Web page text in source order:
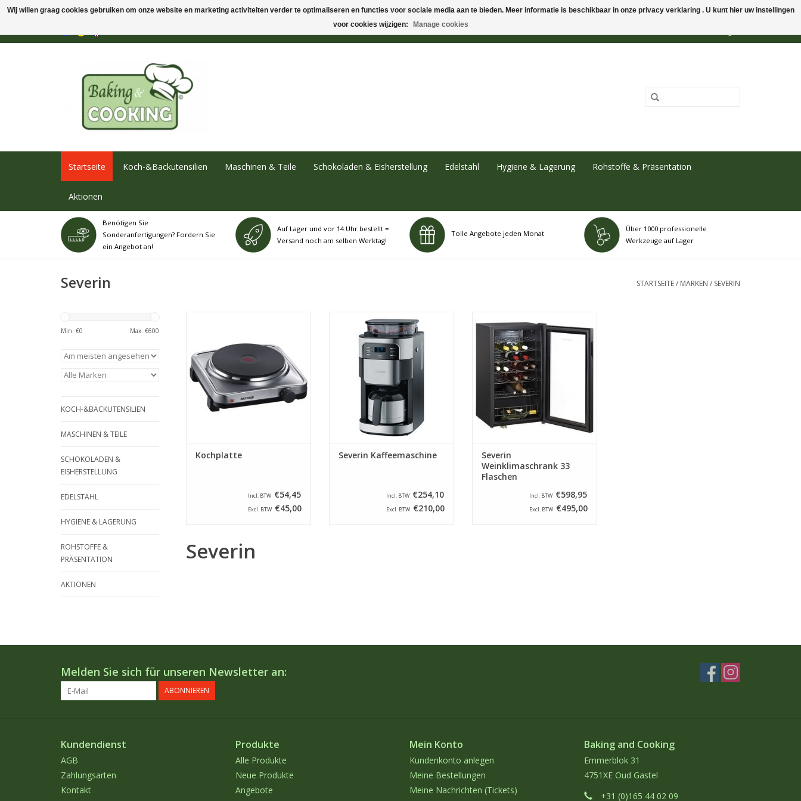
Startseite Koch-&Backutensilien Maschinen & Teile Schokoladen & Eisherstellung Edelstahl Hygiene & Lagerung Rohstoffe & Präsentation
Aktionen
Benötigen Sie
Sonderanfertigungen? Fordern Sie
ein Angebot an!
Auf Lager und vor 14 Uhr bestellt =
Versand noch am selben Werktag!
Tolle Angebote jeden Monat
Über 1000 professionelle
Werkzeuge auf Lager
Severin STARTSEITE/ MARKEN / SEVERIN
Min: €0 Max: €600
KOCH-&BACKUTENSILIEN
MASCHINEN & TEILE
SCHOKOLADEN &
EISHERSTELLUNG
EDELSTAHL
HYGIENE & LAGERUNG
ROHSTOFFE &
PRÄSENTATION
AKTIONEN
Watt. Elektrisch, CNS Gehäuse,
unten hitzebeständig lackiert und
mit 4-Takt-Schalter.
ZUM WARENKORB HINZUFÜGEN
Kochplatte
Incl. BTW €54,45
Excl. BTW €45,00
Severin Kaffeemaschine mit
Kaffeemühle. Geeignet für 200
Gramm Bohnen mit einer
Leistung von ca. 8 Tassen Kaffee.
ZUM WARENKORB HINZUFÜGEN
Severin Kaffeemaschine
Incl. BTW €254,10
Excl. BTW €210,00
LED-Anzeige, Innenbeleuchtung, 6
verchromten Flaschenhaltern und
einer Glastür. Dieser
Weinklimaschrank fasst 33
Flaschen.
ZUM WARENKORB HINZUFÜGEN
Severin
Weinklimaschrank 33
Flaschen
Incl. BTW €598,95
Excl. BTW €495,00
Severin
Melden Sie sich für unseren Newsletter an:
ABONNIEREN
Kundendienst
AGB
Zahlungsarten
Kontakt
Produkte
Alle Produkte
Neue Produkte
Angebote
Mein Konto
Kundenkonto anlegen
Meine Bestellungen
Meine Nachrichten (Tickets)
Baking and Cooking
Emmerblok 31
4751XE Oud Gastel
+31 (0)165 44 02 09
Wij willen graag cookies gebruiken om onze website en marketing activiteiten verder te optimaliseren en functies voor sociale media aan te bieden. Meer informatie is beschikbaar in onze privacy verklaring . U kunt hier uw instellingen
voor cookies wijzigen:
Manage cookies